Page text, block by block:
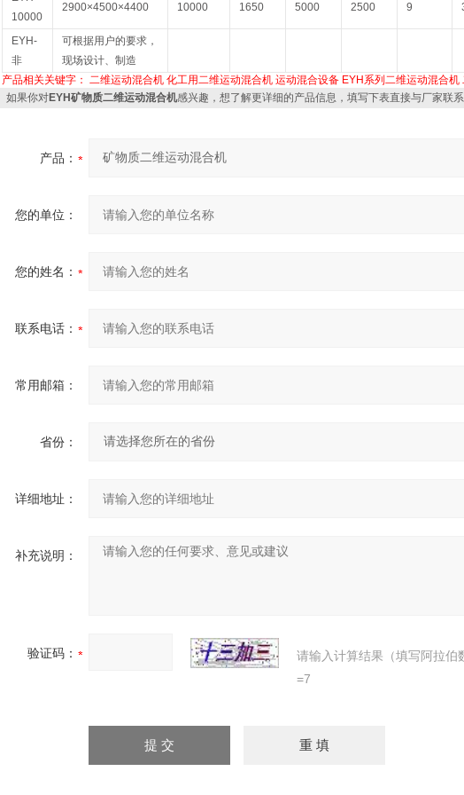
10000
2900×4500×4400 10000 1650 5000 2500 9
EYH-
非
可根据用户的要求，
现场设计、制造
产品相关关键字： 二维运动混合机 化工用二维运动混合机 运动混合设备 EYH系列二维运动混合机
如果你对EYH矿物质二维运动混合机感兴趣，想了解更详细的产品信息，填写下表直接与厂家联系
产品：
您的单位：
您的姓名：
联系电话：
常用邮箱：
省份：
详细地址：
补充说明：
验证码：
请输入计算结果（填写阿拉伯
=7